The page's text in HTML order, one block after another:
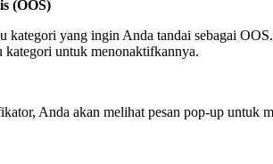
(OOS)
kategori yang ingin Anda tandai sebagai OOS.
untuk menonaktifkannya.
Anda akan melihat pesan pop-up